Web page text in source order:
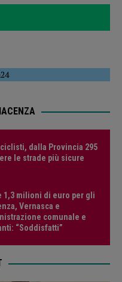
dalla Provincia 295
le strade più sicure
1,3 milioni di euro per gli
Vernasca e
comunale e
“Soddisfatti”